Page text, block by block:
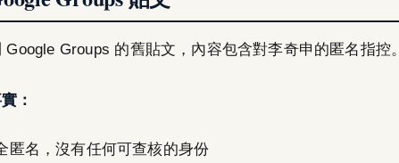
Groups 的舊貼文，內容包含對李奇申的匿名指控。
：
匿名，沒有任何可查核的身份